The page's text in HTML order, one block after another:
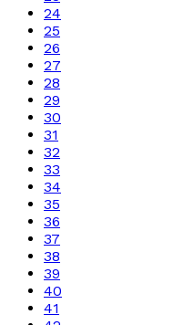
24
25
26
27
28
29
30
31
32
33
34
35
36
37
38
39
40
41